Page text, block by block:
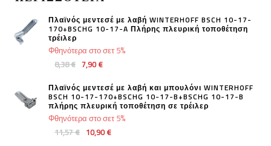
Πλαϊνός μεντεσέ με λαβή WINTERHOFF BSCH 10-17-
170+BSCHG 10-17-A Πλήρης πλευρική τοποθέτηση
τρέιλερ
8,38 € 7,90 €
Φθηνότερα στο σετ 5%
Πλαϊνός μεντεσέ με λαβή και μπουλόνι WINTERHOFF
BSCH 10-17-170+BSCHG 10-17-B+BSCHG 10-17-B
πλήρης πλευρική τοποθέτηση σε τρέιλερ
11,57 € 10,90 €
Φθηνότερα στο σετ 5%